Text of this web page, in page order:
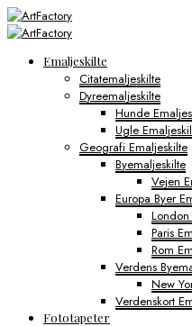
Emaljeskilte
Citatemaljeskilte
Dyreemaljeskilte
Hunde
Ugle
Geografi Emaljeskilte
Byemaljeskilte
Vejen
Europa Byer
Paris
Rom
Verdens
New
Verdenskort
Fototapeter